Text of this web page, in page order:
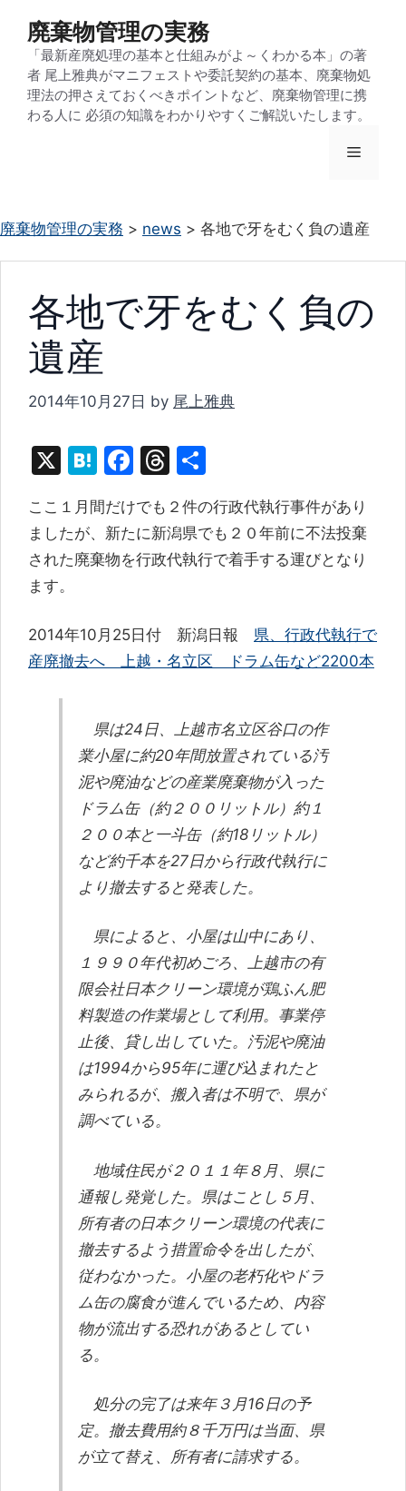
ッ
廃棄物管理の実務
「最新産廃処理の基本と仕組みがよ～くわかる本」の著
者 尾上雅典がマニフェストや委託契約の基本、廃棄物処
理法の押さえておくべきポイントなど、廃棄物管理に携
わる人に 必須の知識をわかりやすくご解説いたします。
メ
ュ
ー
廃棄物管理の実務 > news > 各地で牙をむく負の遺産
各地で牙をむく負の
遺産
2014年10月27日 by 尾上雅典
X
H
e
n
a
F
c
e
b
o
k
T
e
a
d
ここ１月間だけでも２件の行政代執行事件があり
ましたが、新たに新潟県でも２０年前に不法投棄
された廃棄物を行政代執行で着手する運びとなり
ます。
2014年10月25日付 新潟日報 県、行政代執行で
産廃撤去へ 上越・名立区 ドラム缶など2200本
県は24日、上越市名立区谷口の作
業小屋に約20年間放置されている汚
泥や廃油などの産業廃棄物が入った
ドラム缶（約２００リットル）約１
２００本と一斗缶（約18リットル）
など約千本を27日から行政代執行に
より撤去すると発表した。
県によると、小屋は山中にあり、
１９９０年代初めごろ、上越市の有
限会社日本クリーン環境が鶏ふん肥
料製造の作業場として利用。事業停
止後、貸し出していた。汚泥や廃油
は1994から95年に運び込まれたと
みられるが、搬入者は不明で、県が
調べている。
地域住民が２０１１年８月、県に
通報し発覚した。県はことし５月、
所有者の日本クリーン環境の代表に
撤去するよう措置命令を出したが、
従わなかった。小屋の老朽化やドラ
ム缶の腐食が進んでいるため、内容
物が流出する恐れがあるとしてい
る。
処分の完了は来年３月16日の予
定。撤去費用約８千万円は当面、県
が立て替え、所有者に請求する。